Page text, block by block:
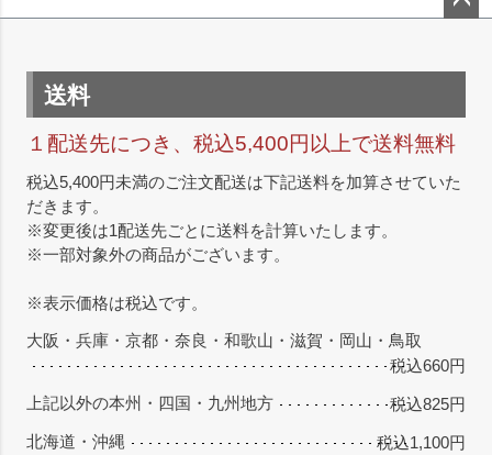
送料
１配送先につき、税込5,400円以上で送料無料
税込5,400円未満のご注文配送は下記送料を加算させていた
だきます。
※変更後は1配送先ごとに送料を計算いたします。
※一部対象外の商品がございます。
※表示価格は税込です。
大阪・兵庫・京都・奈良・和歌山・滋賀・岡山・鳥取
税込660円
上記以外の本州・四国・九州地方
税込825円
北海道・沖縄
税込1,100円